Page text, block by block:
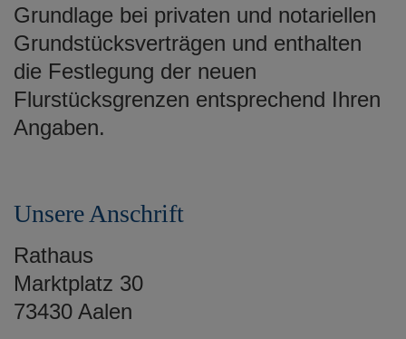
Grundlage bei privaten und notariellen
Grundstücksverträgen und enthalten
die Festlegung der neuen
Flurstücksgrenzen entsprechend Ihren
Angaben.
Unsere Anschrift
Rathaus
Marktplatz 30
73430 Aalen